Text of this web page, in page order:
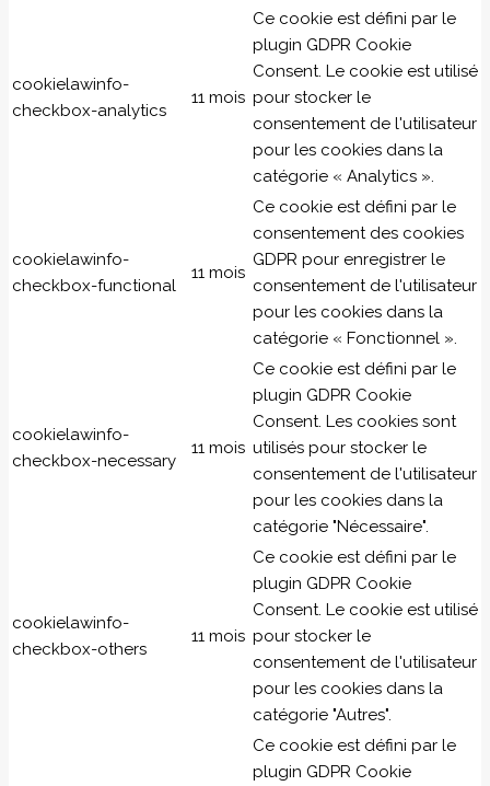
cookielawinfo-
checkbox-analytics
11 mois
Ce cookie est défini par le
plugin GDPR Cookie
Consent. Le cookie est utilisé
pour stocker le
consentement de l'utilisateur
pour les cookies dans la
catégorie « Analytics ».
cookielawinfo-
checkbox-functional
11 mois
Ce cookie est défini par le
consentement des cookies
GDPR pour enregistrer le
consentement de l'utilisateur
pour les cookies dans la
catégorie « Fonctionnel ».
cookielawinfo-
checkbox-necessary
11 mois
Ce cookie est défini par le
plugin GDPR Cookie
Consent. Les cookies sont
utilisés pour stocker le
consentement de l'utilisateur
pour les cookies dans la
catégorie "Nécessaire".
cookielawinfo-
checkbox-others
11 mois
Ce cookie est défini par le
plugin GDPR Cookie
Consent. Le cookie est utilisé
pour stocker le
consentement de l'utilisateur
pour les cookies dans la
catégorie "Autres".
Ce cookie est défini par le
plugin GDPR Cookie